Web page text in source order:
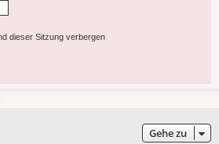
dieser Sitzung verbergen
Gehe zu